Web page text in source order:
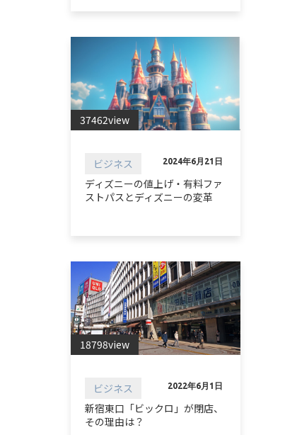
37462view
ビジネス 2024年6月21日
ディズニーの値上げ・有料ファ
ストパスとディズニーの変革
18798view
ビジネス 2022年6月1日
新宿東口「ビックロ」が閉店、
その理由は？